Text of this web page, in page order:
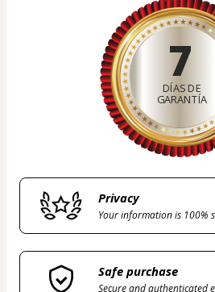
7
DÍAS DE
GARANTÍA
Privacy
Your information is 100%
Safe purchase
Secure and authenticated